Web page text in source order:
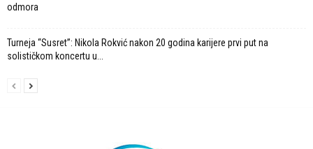
odmora
Turneja “Susret”: Nikola Rokvić nakon 20 godina karijere prvi put na
solističkom koncertu u...